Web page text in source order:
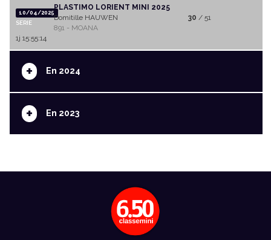
10/04/2025
SERIE
PLASTIMO LORIENT MINI 2025
Domitille HAUWEN
891 - MOANA
30 / 51
1j 15:55:14
+ En 2024
+ En 2023